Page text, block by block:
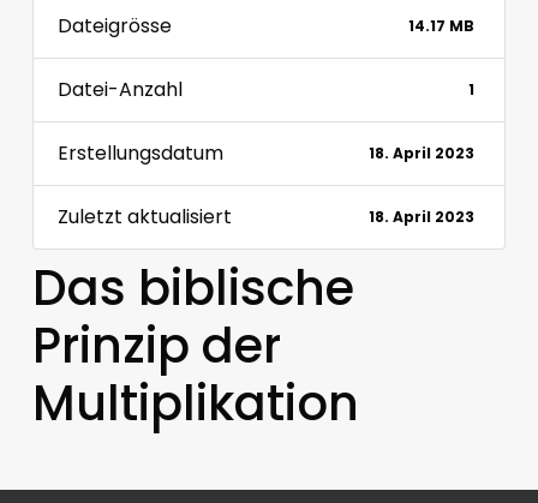
Dateigrösse 14.17 MB
Datei-Anzahl 1
Erstellungsdatum 18. April 2023
Zuletzt aktualisiert 18. April 2023
Das biblische
Prinzip der
Multiplikation